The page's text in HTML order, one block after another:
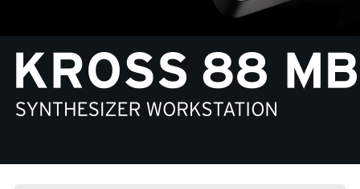
Noticias
Ubicación